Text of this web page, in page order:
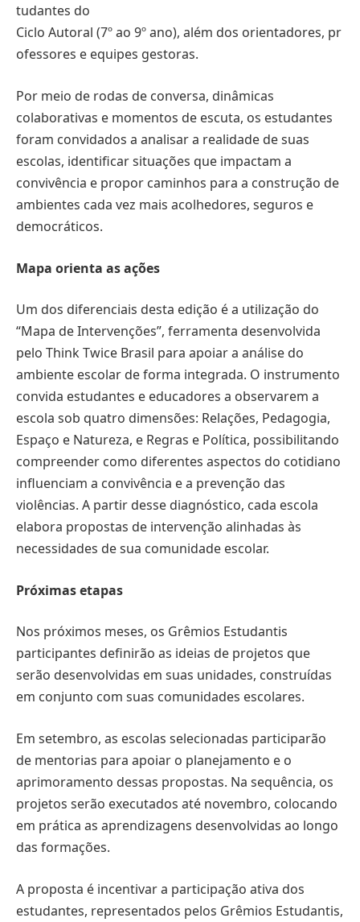
tudantes do
Ciclo Autoral (7º ao 9º ano), além dos orientadores, pr
ofessores e equipes gestoras.
Por meio de rodas de conversa, dinâmicas
colaborativas e momentos de escuta, os estudantes
foram convidados a analisar a realidade de suas
escolas, identificar situações que impactam a
convivência e propor caminhos para a construção de
ambientes cada vez mais acolhedores, seguros e
democráticos.
Mapa orienta as ações
Um dos diferenciais desta edição é a utilização do
“Mapa de Intervenções”, ferramenta desenvolvida
pelo Think Twice Brasil para apoiar a análise do
ambiente escolar de forma integrada. O instrumento
convida estudantes e educadores a observarem a
escola sob quatro dimensões: Relações, Pedagogia,
Espaço e Natureza, e Regras e Política, possibilitando
compreender como diferentes aspectos do cotidiano
influenciam a convivência e a prevenção das
violências. A partir desse diagnóstico, cada escola
elabora propostas de intervenção alinhadas às
necessidades de sua comunidade escolar.
Próximas etapas
Nos próximos meses, os Grêmios Estudantis
participantes definirão as ideias de projetos que
serão desenvolvidas em suas unidades, construídas
em conjunto com suas comunidades escolares.
Em setembro, as escolas selecionadas participarão
de mentorias para apoiar o planejamento e o
aprimoramento dessas propostas. Na sequência, os
projetos serão executados até novembro, colocando
em prática as aprendizagens desenvolvidas ao longo
das formações.
A proposta é incentivar a participação ativa dos
estudantes, representados pelos Grêmios Estudantis,